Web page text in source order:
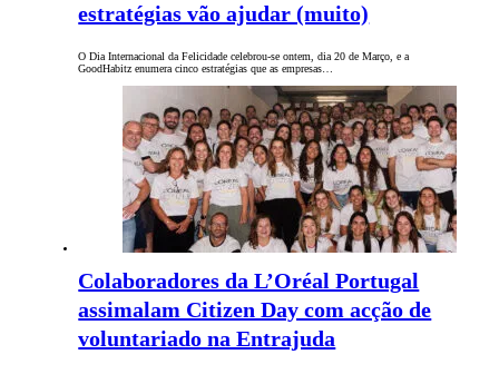
estratégias vão ajudar (muito)
O Dia Internacional da Felicidade celebrou-se ontem, dia 20 de Março, e a
GoodHabitz enumera cinco estratégias que as empresas…
Colaboradores da L’Oréal Portugal
assimalam Citizen Day com acção de
voluntariado na Entrajuda